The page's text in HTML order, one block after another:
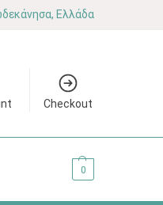
Ελλάδα
Checkout
0